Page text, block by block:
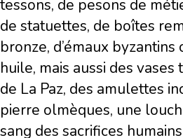
tessons, de pesons de
de statuettes, de boîtes
bronze, d’émaux
huile, mais aussi des
de La Paz, des amulettes
pierre olmèques, une
sang des sacrifices